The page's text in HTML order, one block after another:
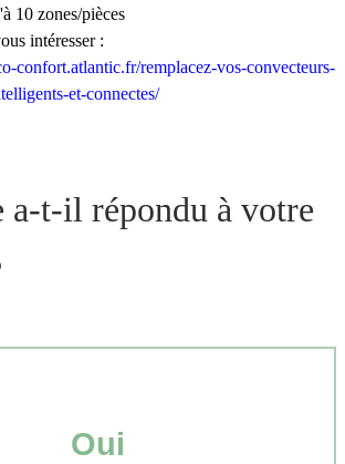
10 zones/pièces
intéresser :
confort.atlantic.fr/remplacez-vos-convecteurs-
et-connectes/
a-t-il répondu à votre
Oui